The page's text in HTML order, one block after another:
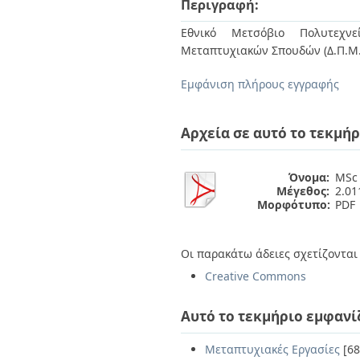
Περιγραφή:
Εθνικό Μετσόβιο
Μεταπτυχιακών Σπουδών
Εμφάνιση πλήρους εγγραφής
Αρχεία σε αυτό το
Όνομα:
Μέγεθος:
Μορφότυπο: PDF
Οι παρακάτω άδειες
Creative Commons
Αυτό το τεκμήριο
Μεταπτυχιακές Εργασίες